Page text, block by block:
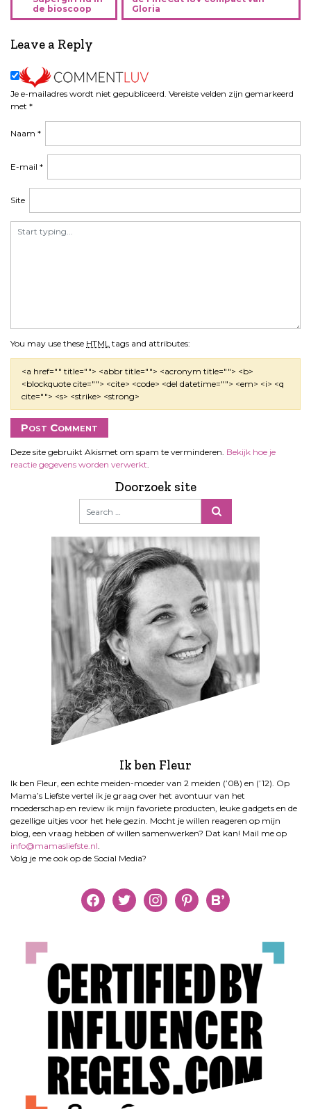
r
c
t
n
a
i
a
i
de bioscoop
Gloria
Leave a Reply
Je e-mailadres wordt niet gepubliceerd. Vereiste velden zijn gemarkeerd
met *
You may use these HTML tags and attributes:
<a href="" title=""> <abbr title=""> <acronym title=""> <b>
<blockquote cite=""> <cite> <code> <del datetime=""> <em> <i> <q
cite=""> <s> <strike> <strong>
Naam *
E-mail *
Site
Deze site gebruikt Akismet om spam te verminderen. Bekijk hoe je
reactie gegevens worden verwerkt.
Doorzoek site
Ik ben Fleur
Ik ben Fleur, een echte meiden-moeder van 2 meiden (’08) en (’12). Op
Mama’s Liefste vertel ik je graag over het avontuur van het
moederschap en review ik mijn favoriete producten, leuke gadgets en de
gezellige uitjes voor het hele gezin. Mocht je willen reageren op mijn
blog, een vraag hebben of willen samenwerken? Dat kan! Mail me op
info@mamasliefste.nl.
Volg je me ook op de Social Media?
facebooktwitter instagrampinterestbloglovin